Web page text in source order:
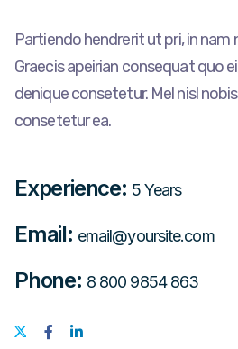
Partiendo hendrerit ut pri, in
Graecis apeirian consequat quo
denique consetetur. Mel nisl
consetetur ea.
Experience: 5 Years
Email: email@yoursite.com
Phone: 8 800 9854 863